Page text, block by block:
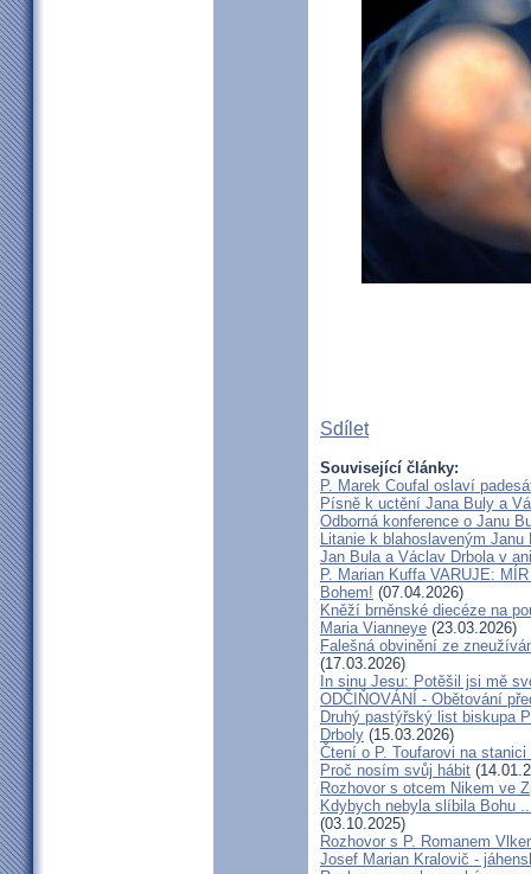
Sdílet
Související články:
P. Marek Coufal oslaví
Písně k uctění Jana Buly a
Odborná konference o Janu
Litanie k blahoslaveným
Jan Bula a Václav Drbola v
P. Marian Kuffa VARUJE:
Bohem! (07.04.2026)
Kněží brněnské diecéze na
Maria Vianneye (23.03.2026)
Falešná obvinění ze
(17.03.2026)
In sinu Jesu: Potěšil jsi mě
ODČIŇOVÁNÍ - Obětování
Druhý pastýřský list biskupa
Drboly (15.03.2026)
Čtení o P. Toufarovi na stanici
Proč nosím svůj hábit
Rozhovor s otcem Nikem ve
Kdybych nebyla slíbila Bohu
(03.10.2025)
Rozhovor s P. Romanem
Josef Marian Kralovič -